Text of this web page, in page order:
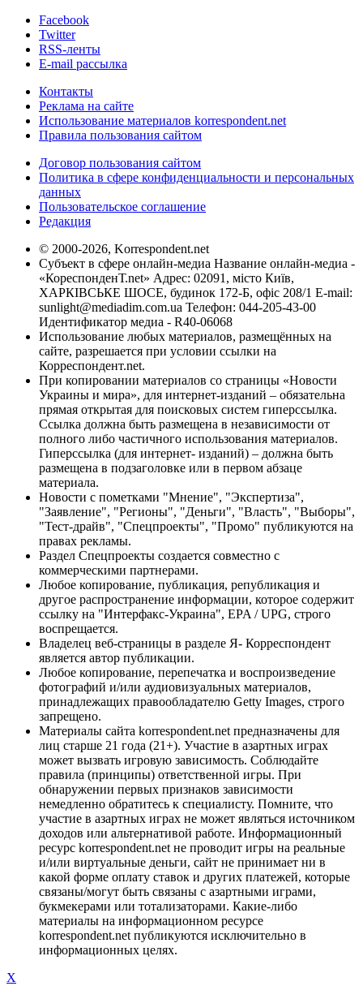
Facebook
Twitter
RSS-ленты
E-mail рассылка
Контакты
Реклама на сайте
Использование материалов korrespondent.net
Правила пользования сайтом
Договор пользования сайтом
Политика в сфере конфиденциальности и персональных
данных
Пользовательское соглашение
Редакция
© 2000-2026, Korrespondent.net
Субъект в сфере онлайн-медиа Название онлайн-медиа -
«КореспонденТ.net» Адрес: 02091, місто Київ,
ХАРКІВСЬКЕ ШОСЕ, будинок 172-Б, офіс 208/1 E-mail:
sunlight@mediadim.com.ua Телефон: 044-205-43-00
Идентификатор медиа - R40-06068
Использование любых материалов, размещённых на
сайте, разрешается при условии ссылки на
Корреспондент.net.
При копировании материалов со страницы «Новости
Украины и мира», для интернет-изданий – обязательна
прямая открытая для поисковых систем гиперссылка.
Ссылка должна быть размещена в независимости от
полного либо частичного использования материалов.
Гиперссылка (для интернет- изданий) – должна быть
размещена в подзаголовке или в первом абзаце
материала.
Новости с пометками "Мнение", "Экспертиза",
"Заявление", "Регионы", "Деньги", "Власть", "Выборы",
"Тест-драйв", "Спецпроекты", "Промо" публикуются на
правах рекламы.
Раздел Спецпроекты создается совместно с
коммерческими партнерами.
Любое копирование, публикация, републикация и
другое распространение информации, которое содержит
ссылку на "Интерфакс-Украина", EPA / UPG, строго
воспрещается.
Владелец веб-страницы в разделе Я- Корреспондент
является автор публикации.
Любое копирование, перепечатка и воспроизведение
фотографий и/или аудиовизуальных материалов,
принадлежащих правообладателю Getty Images, строго
запрещено.
Материалы сайта korrespondent.net предназначены для
лиц старше 21 года (21+). Участие в азартных играх
может вызвать игровую зависимость. Соблюдайте
правила (принципы) ответственной игры. При
обнаружении первых признаков зависимости
немедленно обратитесь к специалисту. Помните, что
участие в азартных играх не может являться источником
доходов или альтернативой работе. Информационный
ресурс korrespondent.net не проводит игры на реальные
и/или виртуальные деньги, сайт не принимает ни в
какой форме оплату ставок и других платежей, которые
связаны/могут быть связаны с азартными играми,
букмекерами или тотализаторами. Какие-либо
материалы на информационном ресурсе
korrespondent.net публикуются исключительно в
информационных целях.
X